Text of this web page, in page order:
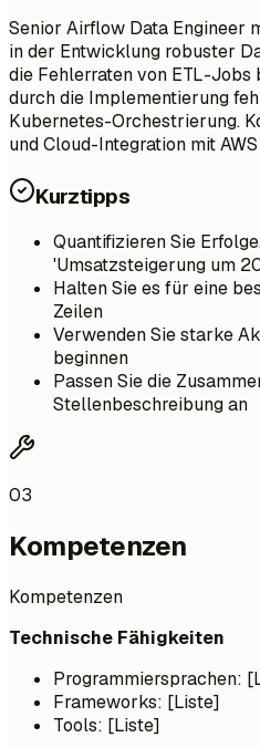
Senior Airflow Data Engineer
in der Entwicklung robuster
die Fehlerraten von ETL-Jobs
durch die Implementierung
Kubernetes-Orchestrierung.
und Cloud-Integration mit
Kurztipps
Quantifizieren Sie
'Umsatzsteigerung um
Halten Sie es für eine
Zeilen
Verwenden Sie starke
beginnen
Passen Sie die
Stellenbeschreibung an
03
Kompetenzen
Kompetenzen
Technische Fähigkeiten
Programmiersprachen:
Frameworks: [Liste]
Tools: [Liste]